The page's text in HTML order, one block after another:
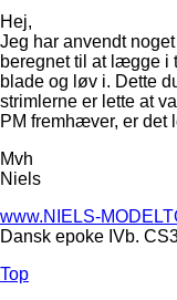
Hej,
Jeg har anvendt
beregnet til at lægge i
blade og løv i. Dette
strimlerne er lette at
PM fremhæver, er det
Mvh
Niels
www.NIELS-
Dansk epoke IVb.
Top